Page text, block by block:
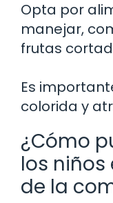
Opta por
manejar,
frutas
Es
colorida y
¿Cómo
los
de la